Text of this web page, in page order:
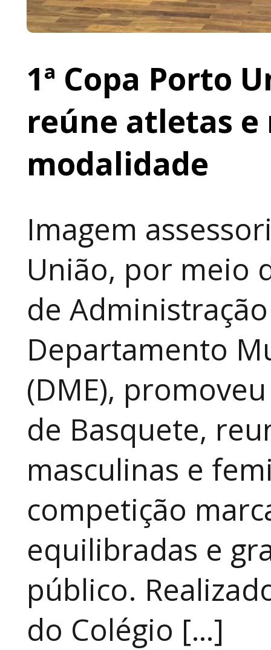
1ª Copa Porto
reúne atletas
modalidade
Imagem
União, por meio
de
Departamento
(DME),
de Basquete,
masculinas e
competição
equilibradas e
público.
do Colégio […]